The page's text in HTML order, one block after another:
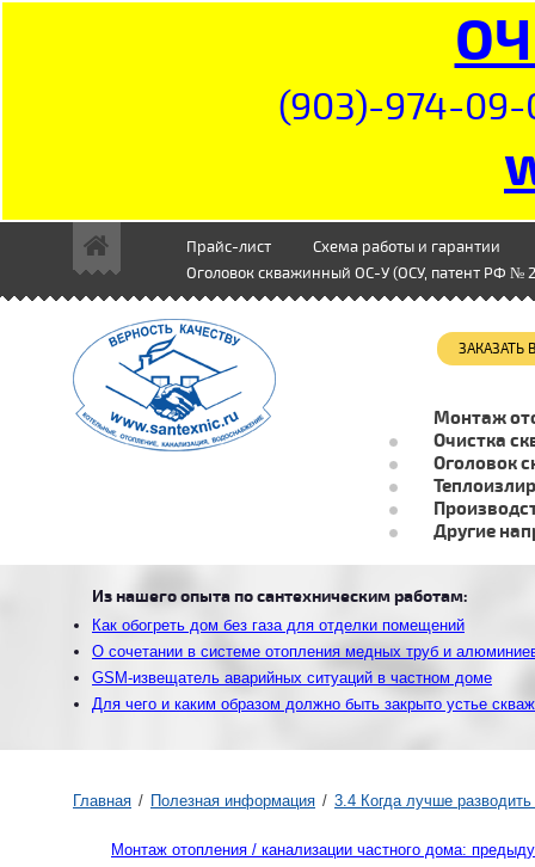
(903)-974-09-
Главная Полезная информация 3.4 Когда лучше
Монтаж отопления / канализации частного дома:
Прайс-лист
Схема работы и гарантии
Оголовок скважинный ОС-У (ОСУ, патент РФ №
Монтаж
Очистка
Оголовок
Другие
Из нашего опыта по сантехническим работам:
Как обогреть дом без газа для отделки помещений
О сочетании в системе отопления медных труб и
GSM-извещатель аварийных ситуаций в частном доме
Для чего и каким образом должно быть закрыто устье